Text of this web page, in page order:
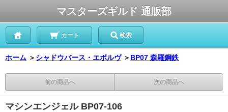
マスターズギルド 通販部
カート 検索
ホーム ＞ シャドウバース・エボルヴ ＞ BP07 森羅鋼鉄
前の商品へ 次の商品へ
マシンエンジェル BP07-106